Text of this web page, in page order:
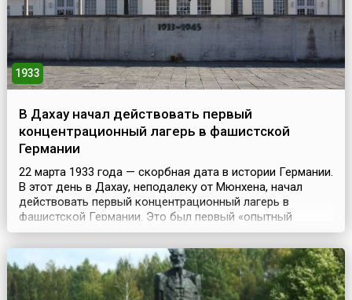
1933
В Дахау начал действовать первый
концентрационный лагерь в фашистской
Германии
22 марта 1933 года — скорбная дата в истории Германии.
В этот день в Дахау, неподалеку от Мюнхена, начал
действовать первый концентрационный лагерь в
фашистской Германии. Это был первый «опытный
полигон», в котором отрабатывалась система наказаний
и других форм физических и психологических
издевательств над узниками. В Дахау (нем. Dachau) до
начала Второй мировой войны содержались
политические...